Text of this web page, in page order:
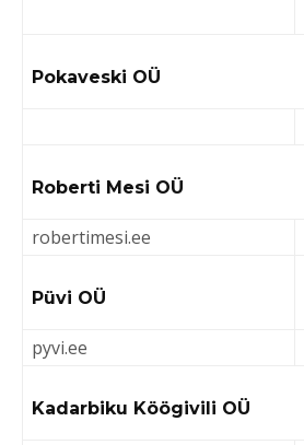
Pokaveski OÜ
Roberti Mesi OÜ
robertimesi.ee
Püvi OÜ
pyvi.ee
Kadarbiku Köögivili OÜ